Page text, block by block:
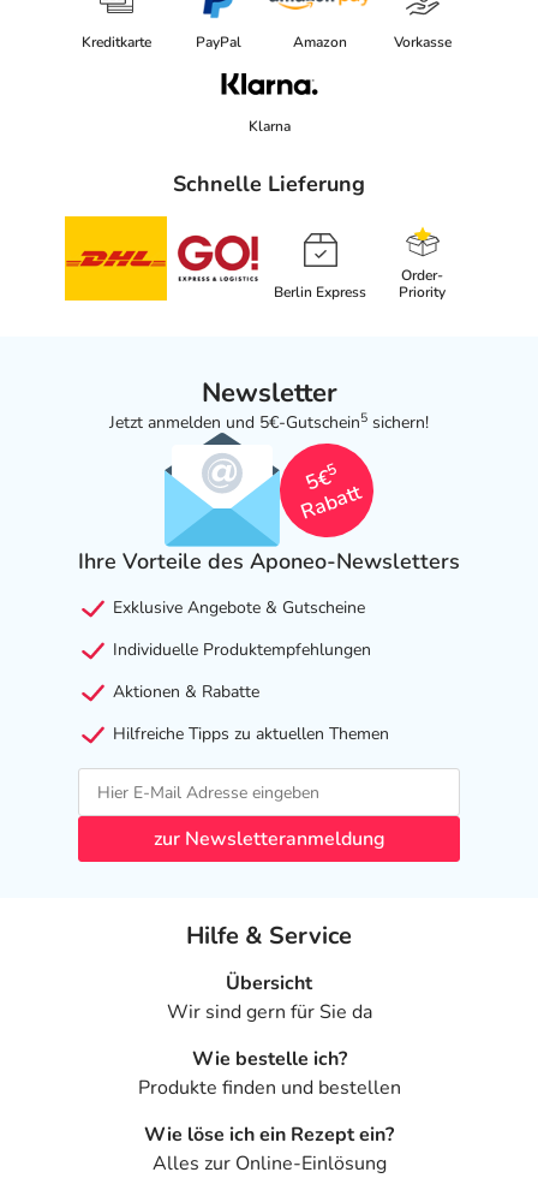
Kreditkarte PayPal Amazon Vorkasse
Klarna
Schnelle Lieferung
Berlin Express
Order-
Priority
Newsletter
Jetzt anmelden und 5€-Gutschein5 sichern!
5€
5
Rabatt
Ihre Vorteile des Aponeo-Newsletters
Exklusive Angebote & Gutscheine
Individuelle Produktempfehlungen
Aktionen & Rabatte
Hilfreiche Tipps zu aktuellen Themen
zur Newsletteranmeldung
Hilfe & Service
Übersicht
Wir sind gern für Sie da
Wie bestelle ich?
Produkte finden und bestellen
Wie löse ich ein Rezept ein?
Alles zur Online-Einlösung